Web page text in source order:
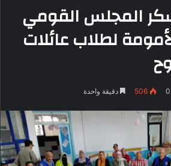
المجلس القومي
لطلاب عائلات
0
506 دقيقة واحدة